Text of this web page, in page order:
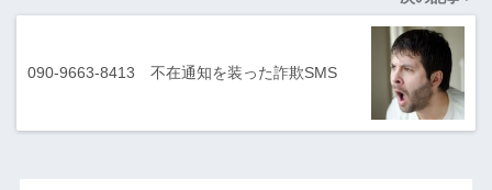
090-9663-8413 不在通知を装った詐欺SMS